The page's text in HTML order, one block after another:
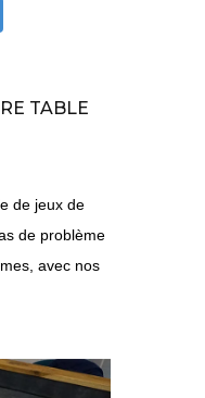
TABLE
de jeux de
de problème
avec nos